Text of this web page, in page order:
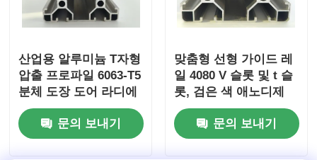
목재 마감 알루미늄 프로파일
알루미늄 트림 프로파일
알루미늄 히트 싱크 추출 프로파일
산업용 알루미늄 T자형
압출 프로파일 6063-T5
분체 도장 도어 라디에
이터 작업대 벤딩 절단
가공
문의 보내기
맞춤형 선형 가이드 레
일 4080 V 슬롯 및 t 슬
롯, 검은 색 애노디제
프로필, CNC 알루미늄
진압 프로필, 산업 알루
미늄 프로필
문의 보내기